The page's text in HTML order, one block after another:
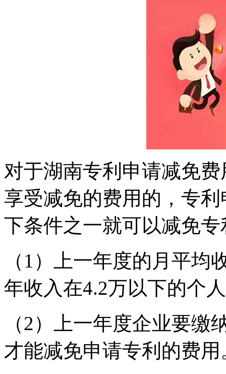
对于湖南专利申请减免
享受减免的费用的，专
下条件之一就可以减免
（1）上一年度的月平均
年收入在4.2万以下的个
（2）上一年度企业要缴
才能减免申请专利的费用